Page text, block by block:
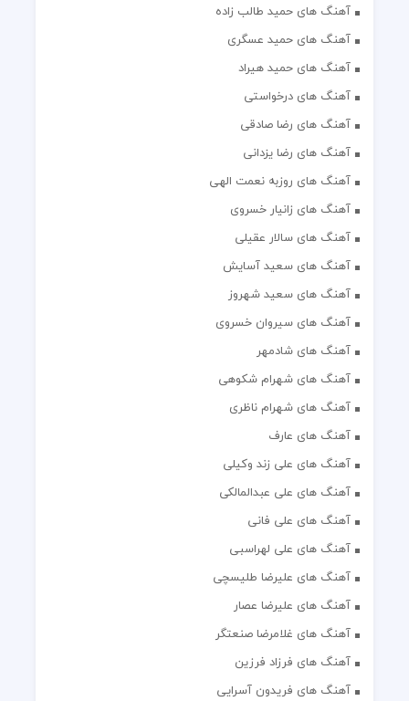
آهنگ های حمید طالب زاده
آهنگ های حمید عسگری
آهنگ های حمید هیراد
آهنگ های درخواستی
آهنگ های رضا صادقی
آهنگ های رضا یزدانی
آهنگ های روزبه نعمت الهی
آهنگ های زانیار خسروی
آهنگ های سالار عقیلی
آهنگ های سعید آسایش
آهنگ های سعید شهروز
آهنگ های سیروان خسروی
آهنگ های شادمهر
آهنگ های شهرام شکوهی
آهنگ های شهرام ناظری
آهنگ های عارف
آهنگ های علی زند وکیلی
آهنگ های علی عبدالمالکی
آهنگ های علی فانی
آهنگ های علی لهراسبی
آهنگ های علیرضا طلیسچی
آهنگ های علیرضا عصار
آهنگ های غلامرضا صنعتگر
آهنگ های فرزاد فرزین
آهنگ های فریدون آسرایی